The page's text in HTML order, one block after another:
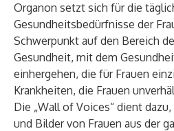
Organon setzt sich für die
Gesundheitsbedürfnisse der
Schwerpunkt auf den Bereich
Gesundheit, mit dem
einhergehen, die für Frauen
Krankheiten, die Frauen
Die „Wall of Voices“ dient
und Bilder von Frauen aus der